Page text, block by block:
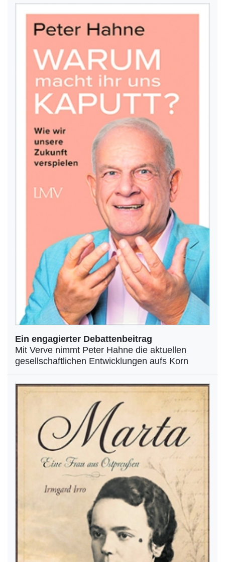
Ein engagierter Debattenbeitrag
Mit Verve nimmt Peter Hahne die aktuellen
gesellschaftlichen Entwicklungen aufs Korn